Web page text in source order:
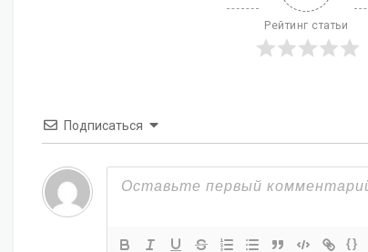
Рейтинг статьи
Подписаться
{}